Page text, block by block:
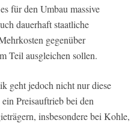
für den Umbau massive
dauerhaft staatliche
gegenüber
Teil ausgleichen sollen.
geht jedoch nicht nur diese
Preisauftrieb bei den
insbesondere bei Kohle,